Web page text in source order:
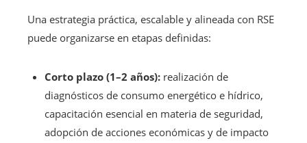
Una estrategia práctica, escalable y alineada con RSE
puede organizarse en etapas definidas:
Corto plazo (1–2 años): realización de
diagnósticos de consumo energético e hídrico,
capacitación esencial en materia de seguridad,
adopción de acciones económicas y de impacto